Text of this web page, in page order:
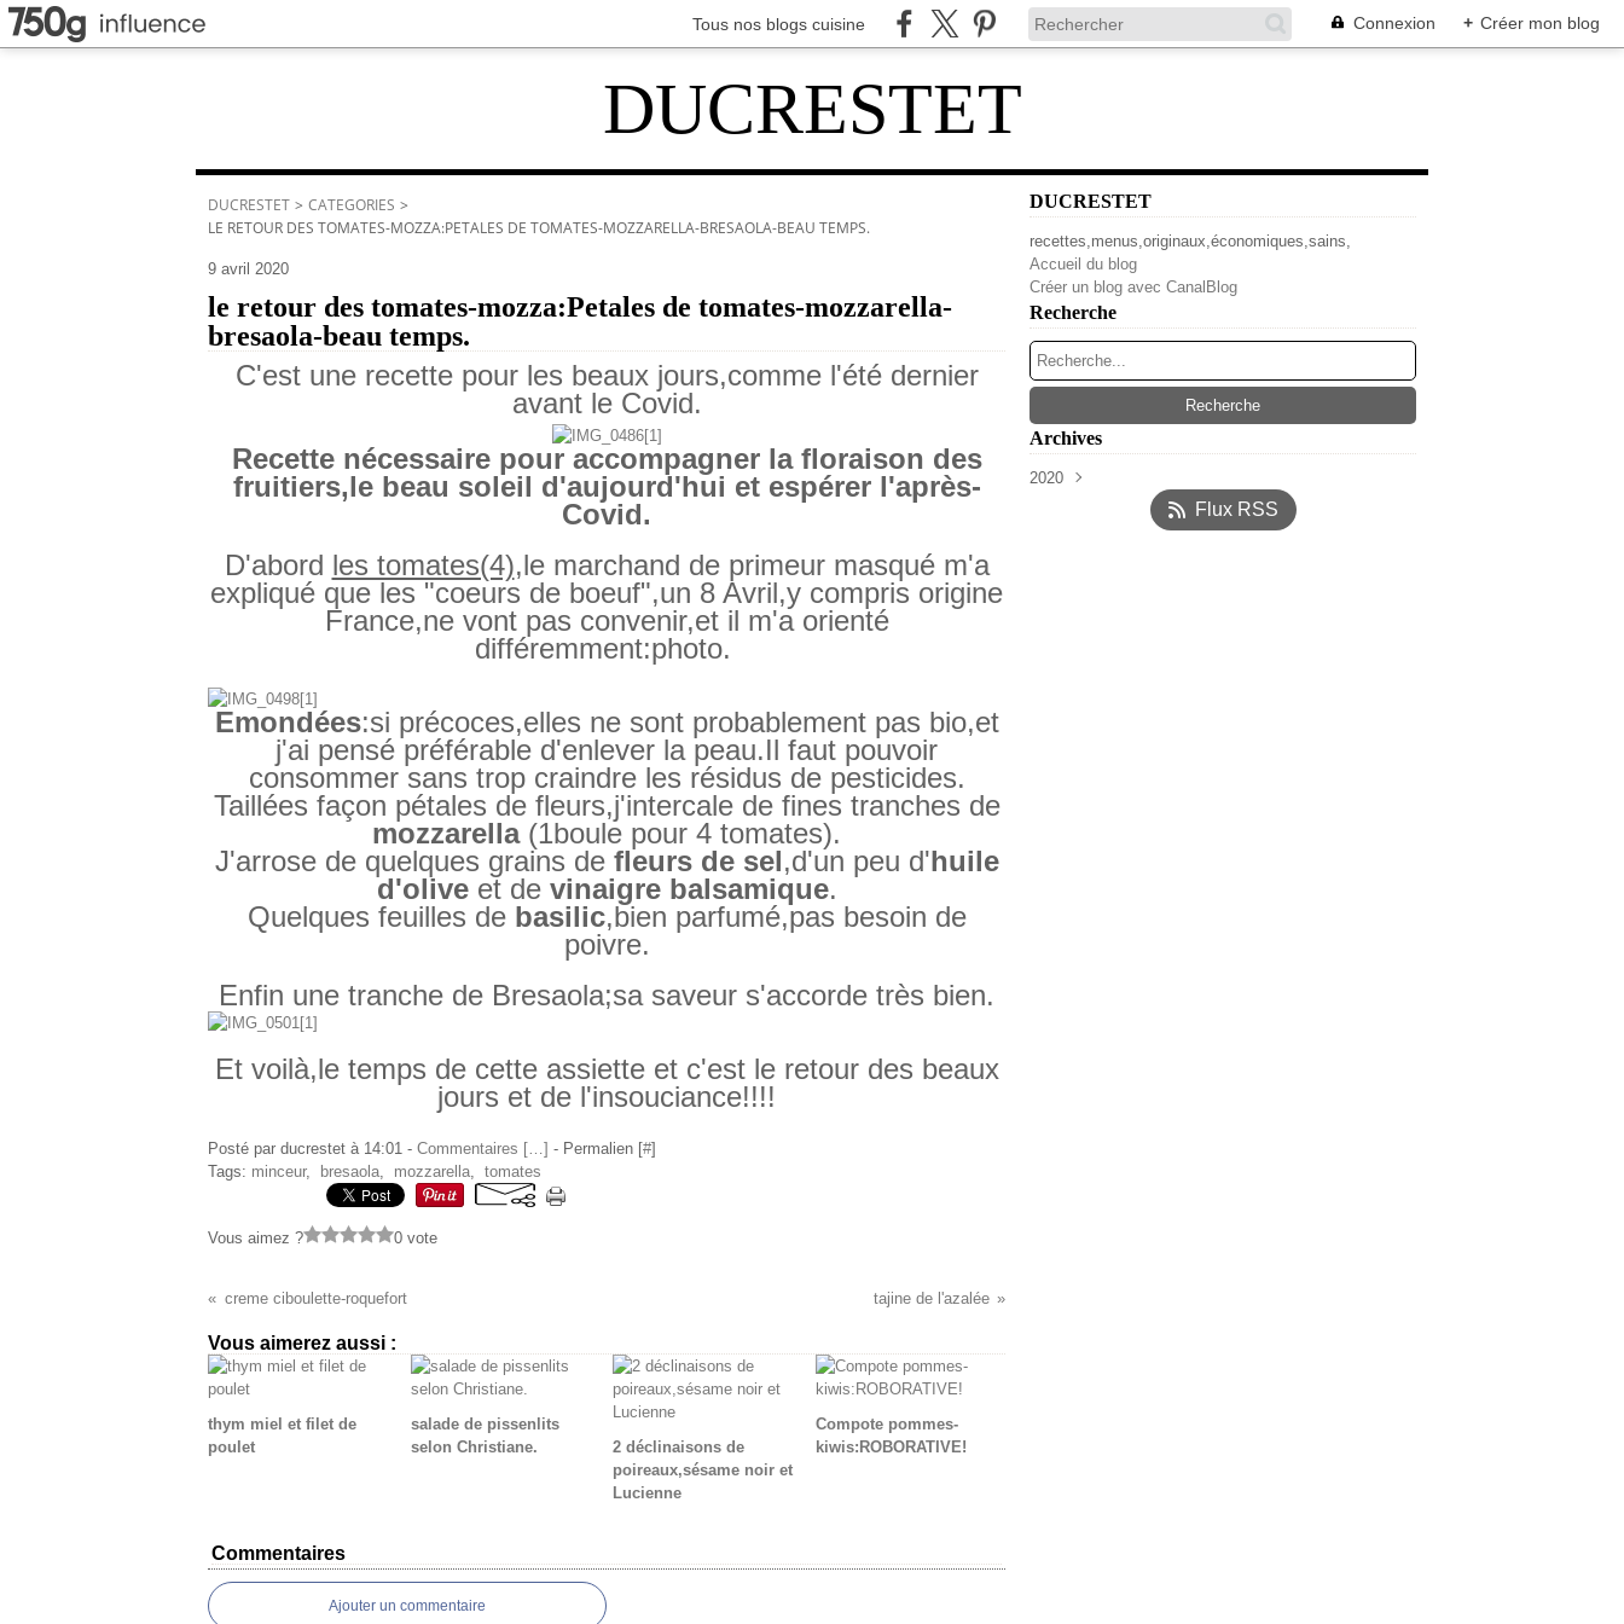
Tous nos blogs cuisine Connexion + Créer mon blog
DUCRESTET
DUCRESTET > CATEGORIES >
LE RETOUR DES TOMATES-MOZZA:PETALES DE TOMATES-MOZZARELLA-BRESAOLA-BEAU TEMPS.
9 avril 2020
le retour des tomates-mozza:Petales de tomates-mozzarella-
bresaola-beau temps.
C'est une recette pour les beaux jours,comme l'été dernier
avant le Covid.
Recette nécessaire pour accompagner la floraison des
fruitiers,le beau soleil d'aujourd'hui et espérer l'après-
Covid.
D'abord les tomates(4),le marchand de primeur masqué m'a
expliqué que les "coeurs de boeuf",un 8 Avril,y compris origine
France,ne vont pas convenir,et il m'a orienté
différemment:photo.
Emondées:si précoces,elles ne sont probablement pas bio,et
j'ai pensé préférable d'enlever la peau.Il faut pouvoir
consommer sans trop craindre les résidus de pesticides.
Taillées façon pétales de fleurs,j'intercale de fines tranches de
mozzarella(1boule pour 4 tomates).
J'arrose de quelques grains de fleurs de sel,d'un peu d'huile
d'oliveet de vinaigre balsamique.
Quelques feuilles de basilic,bien parfumé,pas besoin de
poivre.
Enfin une tranche de Bresaola;sa saveur s'accorde très bien.
Et voilà,le temps de cette assiette et c'est le retour des beaux
jours et de l'insouciance!!!!
Posté par ducrestet à 14:01 - Commentaires […] - Permalien [#]
Tags: minceur, bresaola, mozzarella, tomates
Vous aimez ? 0 vote
creme ciboulette-roquefort tajine de l'azalée
Vous aimerez aussi :
thym miel et filet de
poulet
salade de pissenlits
selon Christiane.
2 déclinaisons de
poireaux,sésame noir et
Lucienne
Compote pommes-
kiwis:ROBORATIVE!
Commentaires
Ajouter un commentaire
DUCRESTET
recettes,menus,originaux,économiques,sains,
Accueil du blog
Créer un blog avec CanalBlog
Recherche
Archives
2020
Flux RSS